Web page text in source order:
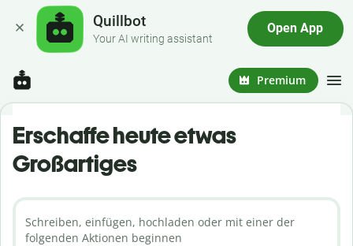
Quillbot
Your AI writing assistant
Open App
Premium
Erschaffe heute etwas
Großartiges
Schreiben, einfügen, hochladen oder mit einer der
folgenden Aktionen beginnen